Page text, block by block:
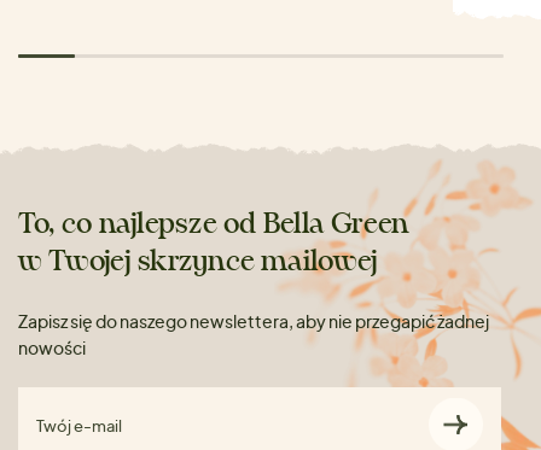
To, co najlepsze od Bella Green
w Twojej skrzynce mailowej
Zapisz się do naszego newslettera, aby nie przegapić żadnej
nowości
Twój e-mail